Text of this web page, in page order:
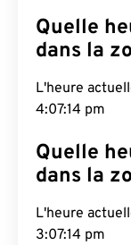
Quelle
dans la
L'heure
4:07:15 pm
Quelle
dans la
L'heure
3:07:15 pm